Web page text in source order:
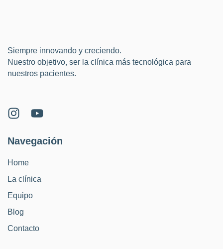
Siempre innovando y creciendo.
Nuestro objetivo, ser la clínica más tecnológica para
nuestros pacientes.
Navegación
Home
La clínica
Equipo
Blog
Contacto